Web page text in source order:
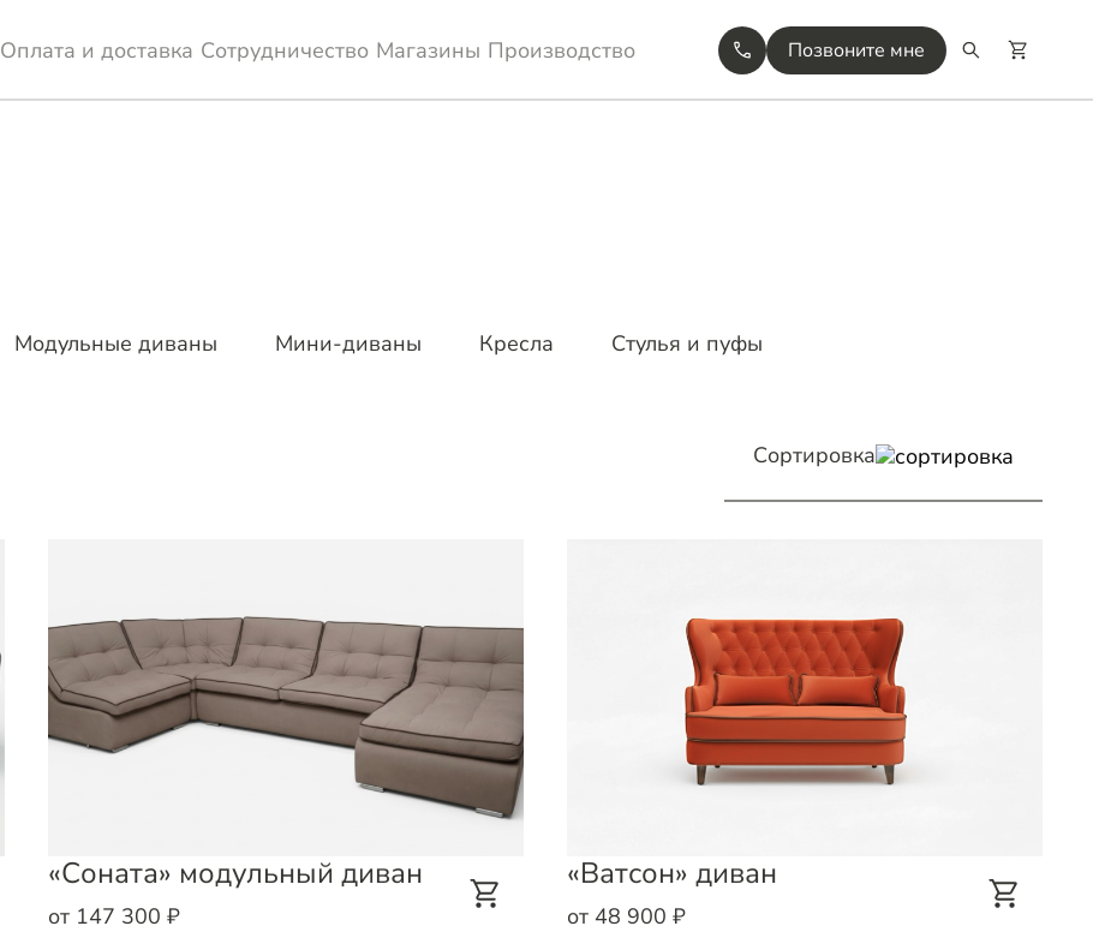
Оплата и доставка Сотрудничество Магазины Производство Позвоните мне
Модульные диваны Мини-диваны Кресла Стулья и пуфы
Сортировка
«Соната» модульный диван
от 147 300 ₽
«Ватсон» диван
от 48 900 ₽